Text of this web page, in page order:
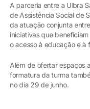
A parceria entre a Ulbra
de Assistência Social de
da atuação conjunta
iniciativas que
o acesso à educação e à
Além de ofertar espaços
formatura da turma
no dia 29 de junho.